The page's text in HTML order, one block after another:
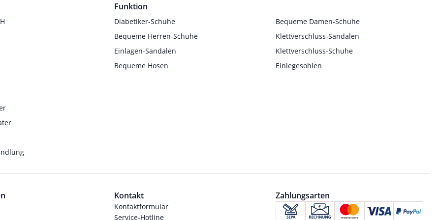
Funktion
Diabetiker-Schuhe
Bequeme Damen-Schuhe
Bequeme Herren-Schuhe
Klettverschluss-Sandalen
Einlagen-Sandalen
Klettverschluss-Schuhe
Bequeme Hosen
Einlegesohlen
Kontakt
Kontaktformular
Service-Hotline
Zahlungsarten